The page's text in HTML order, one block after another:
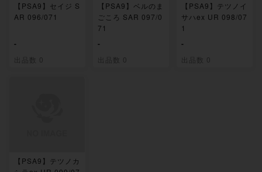
【PSA9】セイジ S
AR 096/071
-
出品数 0
【PSA9】ベルのま
ごころ SAR 097/0
71
-
出品数 0
【PSA9】テツノイ
サハex UR 098/07
1
-
出品数 0
【PSA9】テツノカ